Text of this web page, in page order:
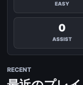
EASY
0
ASSIST
RECENT